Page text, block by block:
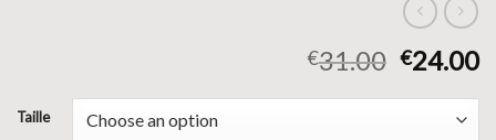
€31.00 €24.00
Taille